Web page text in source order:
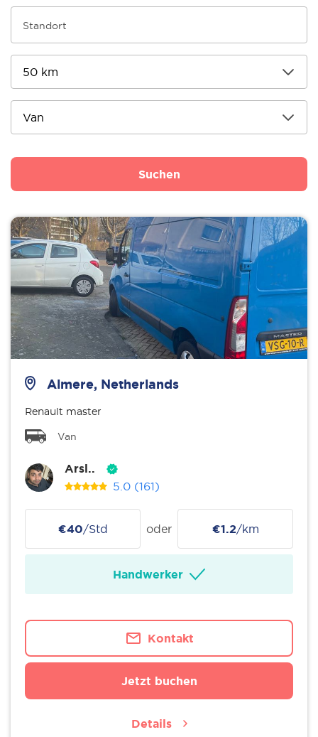
Suchen
Almere, Netherlands
Renault master
Van
Arsl..
5.0 (161)
€40/Std oder €1.2/km
Handwerker
Kontakt
Jetzt buchen
Details